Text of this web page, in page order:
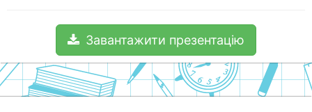
Завантажити презентацію